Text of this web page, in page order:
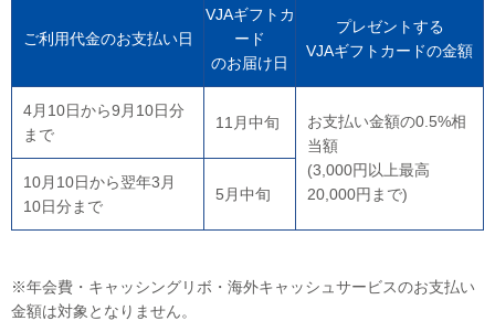
ご利用代金のお支払い日
VJAギフトカ
ード
のお届け日
プレゼントする
VJAギフトカードの金額
4月10日から9月10日分
まで
11月中旬
お支払い金額の0.5%相
当額
(3,000円以上最高
20,000円まで)
10月10日から翌年3月
10日分まで
5月中旬
※年会費・キャッシングリボ・海外キャッシュサービスのお支払い
金額は対象となりません。